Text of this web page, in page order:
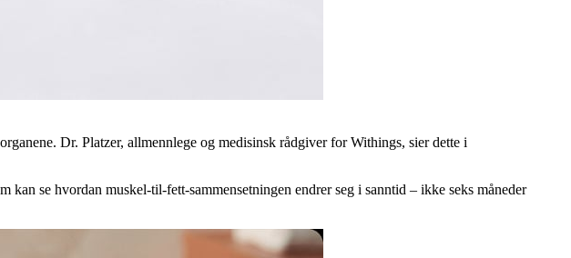
Dr. Platzer, allmennlege og medisinsk rådgiver for Withings, sier dette i
se hvordan muskel-til-fett-sammensetningen endrer seg i sanntid – ikke seks måneder